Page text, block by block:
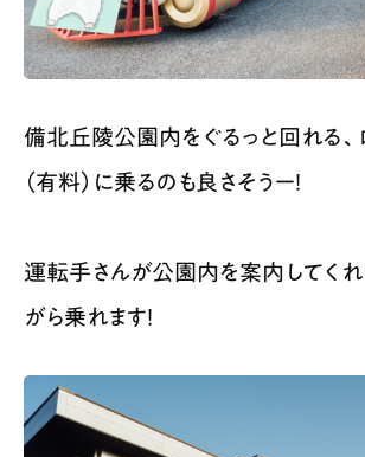
備北丘陵公園内をぐるっと回れる、
（有料）に乗るのも良さそうー！
運転手さんが公園内を案内してく
がら乗れます！